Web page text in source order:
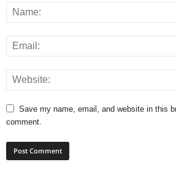
Save my name, email, and website in this
comment.